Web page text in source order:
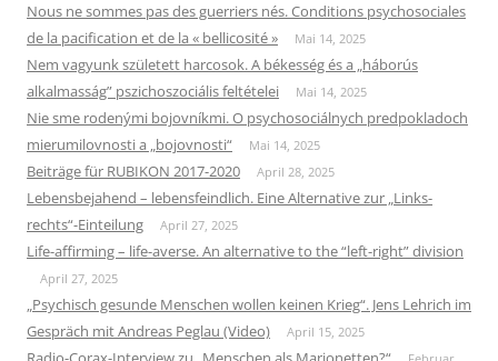
Nous ne sommes pas des guerriers nés. Conditions psychosociales
de la pacification et de la « bellicosité »
Mai 14, 2025
Nem vagyunk született harcosok. A békesség és a „háborús
alkalmasság” pszichoszociális feltételei
Mai 14, 2025
Nie sme rodenými bojovníkmi. O psychosociálnych predpokladoch
mierumilovnosti a „bojovnosti“
Mai 14, 2025
Beiträge für RUBIKON 2017-2020 April 28, 2025
Lebensbejahend – lebensfeindlich. Eine Alternative zur „Links-
rechts“-Einteilung
April 27, 2025
Life-affirming – life-averse. An alternative to the “left-right” division
April 27, 2025
„Psychisch gesunde Menschen wollen keinen Krieg“. Jens Lehrich im
Gespräch mit Andreas Peglau (Video)
April 15, 2025